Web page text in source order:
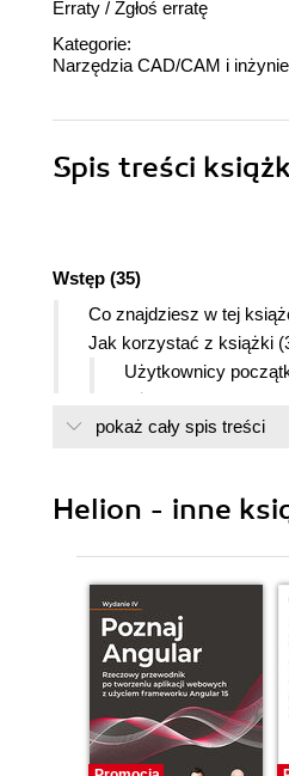
Erraty / Zgłoś erratę
Kategorie:
Narzędzia CAD/CAM i
Spis treści
Wstęp (35)
Co znajdziesz w tej
Jak korzystać z książki
Użytkownicy
Użytkownicy
Znaczki występujące w
Nowe możliwości AutoCAD-
Usprawnienia rysowania
Kreskowanie (49)
Warstwy (52)
Zestawy arkuszy (55)
Palety (59)
Drukowanie (61)
Pola tekstowe (62)
Tabelki (65)
pokaż cały spis treści
Helion - inne